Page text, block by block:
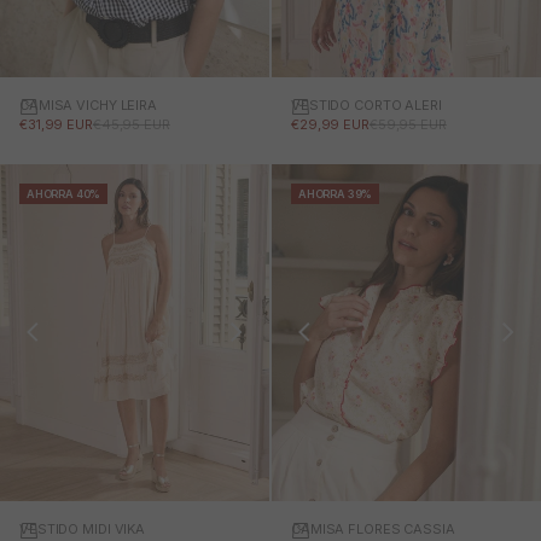
CAMISA VICHY LEIRA
PRECIO DE OFERTA
€31,99 EURPRECIO NORMAL
€45,95 EUR
VESTIDO CORTO ALERI
PRECIO DE OFERTA
€29,99 EURPRECIO NORMAL
€59,95 EUR
AHORRA 40%
VESTIDO MIDI VIKA
AHORRA 39%
CAMISA FLORES CASSIA